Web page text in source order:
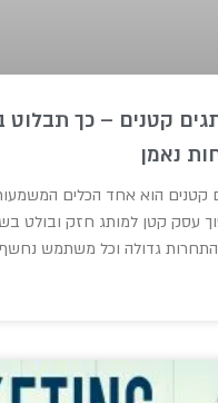
קטנים – כך
נאמן
קטנים הוא אחד הכלים
עסק קטן למותג חזק ובולט
התחרות גדולה וכל משתמש